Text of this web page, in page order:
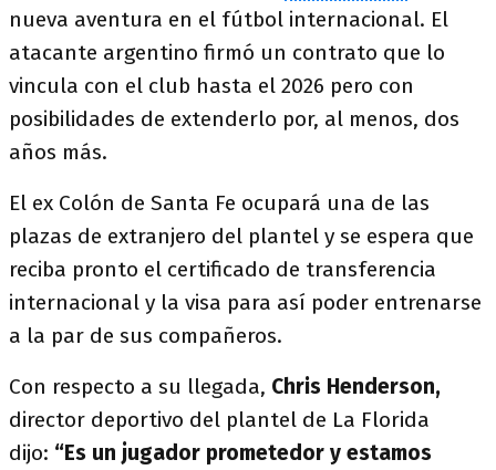
nueva aventura en el fútbol internacional. El
atacante argentino firmó un contrato que lo
vincula con el club hasta el 2026 pero con
posibilidades de extenderlo por, al menos, dos
años más.
El ex Colón de Santa Fe ocupará una de las
plazas de extranjero del plantel y se espera que
reciba pronto el certificado de transferencia
internacional y la visa para así poder entrenarse
a la par de sus compañeros.
Con respecto a su llegada, Chris Henderson,
director deportivo del plantel de La Florida
dijo: “Es un jugador prometedor y estamos